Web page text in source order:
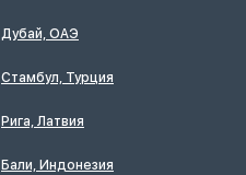
Дубай, ОАЭ
Стамбул, Турция
Рига, Латвия
Бали, Индонезия